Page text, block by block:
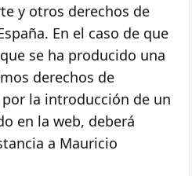
y otros derechos de
En el caso de que
se ha producido una
derechos de
la introducción de un
en la web, deberá
a Mauricio